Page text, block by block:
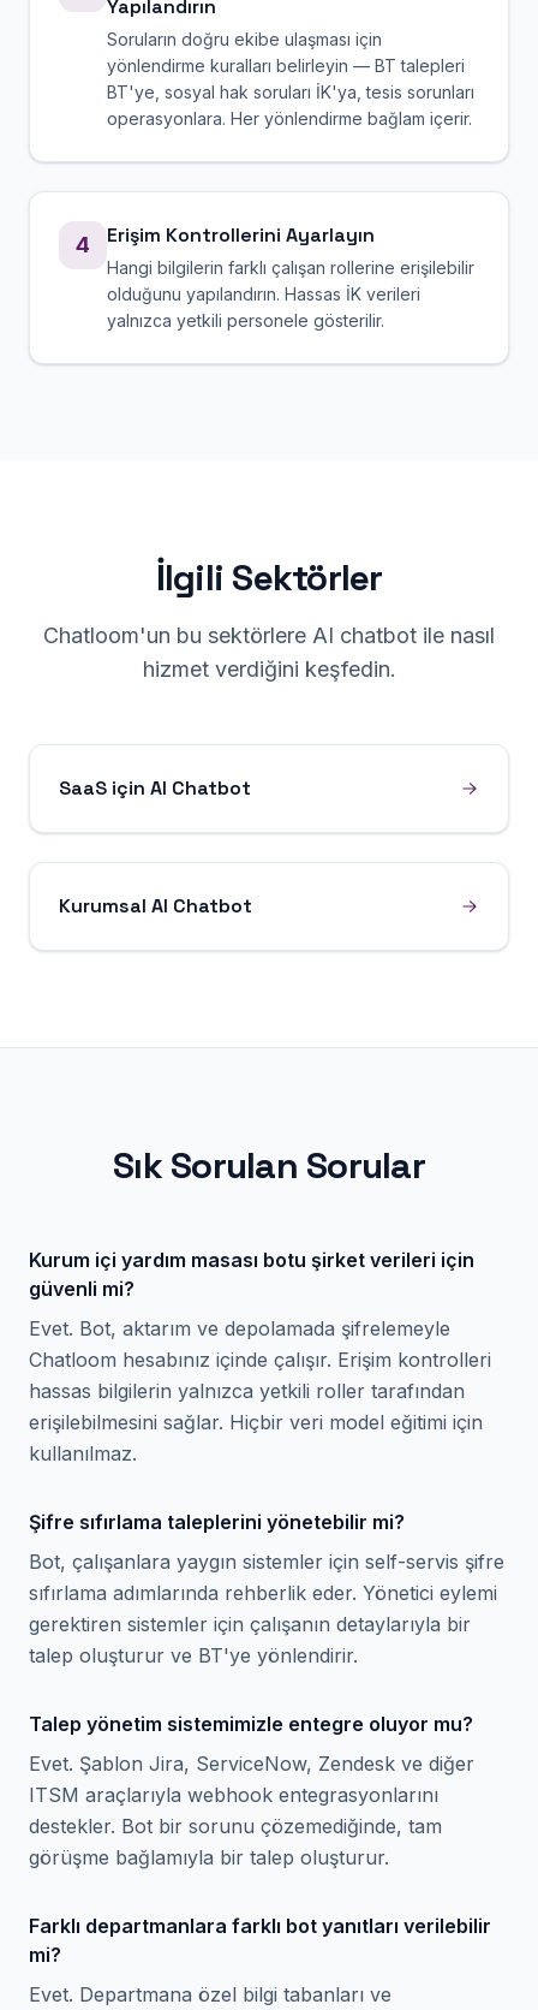
Yapılandırın
Soruların doğru ekibe ulaşması için
yönlendirme kuralları belirleyin — BT talepleri
BT'ye, sosyal hak soruları İK'ya, tesis sorunları
operasyonlara. Her yönlendirme bağlam içerir.
4 Erişim Kontrollerini Ayarlayın
Hangi bilgilerin farklı çalışan rollerine erişilebilir
olduğunu yapılandırın. Hassas İK verileri
yalnızca yetkili personele gösterilir.
İlgili Sektörler
Chatloom'un bu sektörlere AI chatbot ile nasıl
hizmet verdiğini keşfedin.
SaaS için AI Chatbot
Kurumsal AI Chatbot
Sık Sorulan Sorular
Kurum içi yardım masası botu şirket verileri için
güvenli mi?
Evet. Bot, aktarım ve depolamada şifrelemeyle
Chatloom hesabınız içinde çalışır. Erişim kontrolleri
hassas bilgilerin yalnızca yetkili roller tarafından
erişilebilmesini sağlar. Hiçbir veri model eğitimi için
kullanılmaz.
Şifre sıfırlama taleplerini yönetebilir mi?
Bot, çalışanlara yaygın sistemler için self-servis şifre
sıfırlama adımlarında rehberlik eder. Yönetici eylemi
gerektiren sistemler için çalışanın detaylarıyla bir
talep oluşturur ve BT'ye yönlendirir.
Talep yönetim sistemimizle entegre oluyor mu?
Evet. Şablon Jira, ServiceNow, Zendesk ve diğer
ITSM araçlarıyla webhook entegrasyonlarını
destekler. Bot bir sorunu çözemediğinde, tam
görüşme bağlamıyla bir talep oluşturur.
Farklı departmanlara farklı bot yanıtları verilebilir
mi?
Evet. Departmana özel bilgi tabanları ve